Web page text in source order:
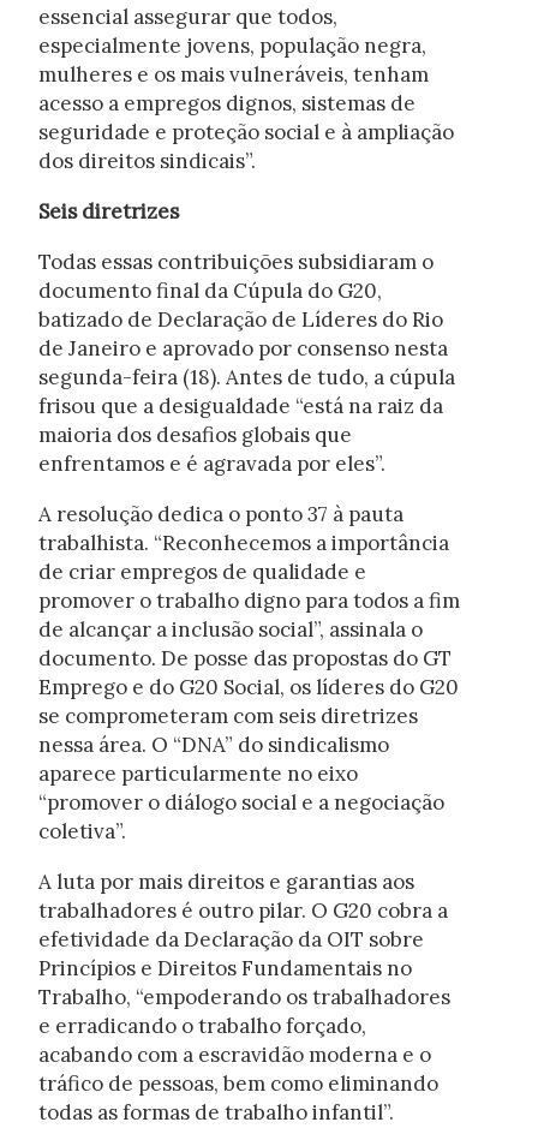
essencial assegurar que todos,
especialmente jovens, população negra,
mulheres e os mais vulneráveis, tenham
acesso a empregos dignos, sistemas de
seguridade e proteção social e à ampliação
dos direitos sindicais”.
Seis diretrizes
Todas essas contribuições subsidiaram o
documento final da Cúpula do G20,
batizado de Declaração de Líderes do Rio
de Janeiro e aprovado por consenso nesta
segunda-feira (18). Antes de tudo, a cúpula
frisou que a desigualdade “está na raiz da
maioria dos desafios globais que
enfrentamos e é agravada por eles”.
A resolução dedica o ponto 37 à pauta
trabalhista. “Reconhecemos a importância
de criar empregos de qualidade e
promover o trabalho digno para todos a fim
de alcançar a inclusão social”, assinala o
documento. De posse das propostas do GT
Emprego e do G20 Social, os líderes do G20
se comprometeram com seis diretrizes
nessa área. O “DNA” do sindicalismo
aparece particularmente no eixo
“promover o diálogo social e a negociação
coletiva”.
A luta por mais direitos e garantias aos
trabalhadores é outro pilar. O G20 cobra a
efetividade da Declaração da OIT sobre
Princípios e Direitos Fundamentais no
Trabalho, “empoderando os trabalhadores
e erradicando o trabalho forçado,
acabando com a escravidão moderna e o
tráfico de pessoas, bem como eliminando
todas as formas de trabalho infantil”.